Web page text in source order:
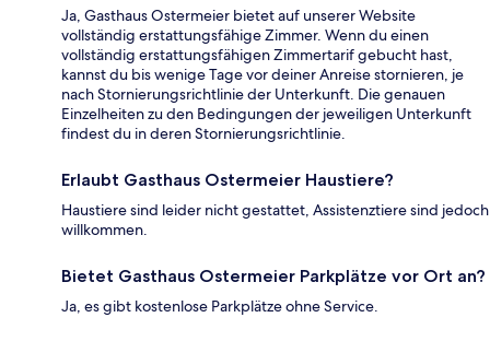
Ja, Gasthaus Ostermeier bietet auf unserer Website
vollständig erstattungsfähige Zimmer. Wenn du einen
vollständig erstattungsfähigen Zimmertarif gebucht hast,
kannst du bis wenige Tage vor deiner Anreise stornieren, je
nach Stornierungsrichtlinie der Unterkunft. Die genauen
Einzelheiten zu den Bedingungen der jeweiligen Unterkunft
findest du in deren Stornierungsrichtlinie.
Erlaubt Gasthaus Ostermeier Haustiere?
Haustiere sind leider nicht gestattet, Assistenztiere sind jedoch
willkommen.
Bietet Gasthaus Ostermeier Parkplätze vor Ort an?
Ja, es gibt kostenlose Parkplätze ohne Service.